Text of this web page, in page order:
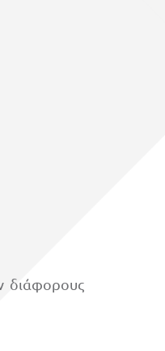
διάφορους